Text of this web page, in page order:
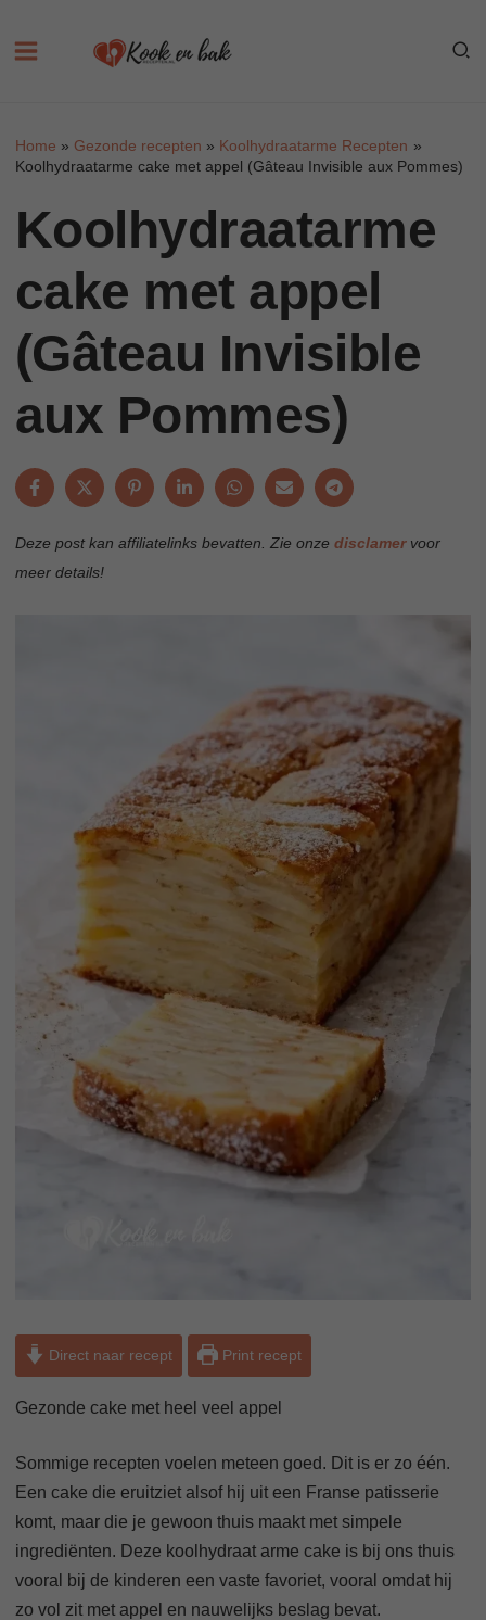
Home Gezonde recepten
Koolhydraatarme Recepten
Koolhydraatarme cake met appel (Gâteau Invisible aux Pommes)
Koolhydraatarme
cake met appel
(Gâteau Invisible
aux Pommes)
Deze post kan affiliatelinks bevatten. Zie onze disclamervoor
meer details!
Direct naar recept Print recept
Gezonde cake met heel veel appel
Sommige recepten voelen meteen goed. Dit is er zo één.
Een cake die eruitziet alsof hij uit een Franse patisserie
komt, maar die je gewoon thuis maakt met simpele
ingrediënten. Deze koolhydraat arme cake is bij ons thuis
vooral bij de kinderen een vaste favoriet, vooral omdat hij
zo vol zit met appel en nauwelijks beslag bevat.